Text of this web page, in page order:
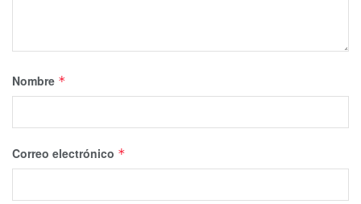
Nombre *
Correo electrónico *